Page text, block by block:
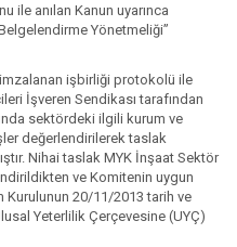
Yılı Toplantısı Mesleki Yeterlilik K
27.09.2018 Tarihinde Fiilen Başl
ile anılan Kanun uyarınca
Yönetmeliği”
işbirliği protokolü ile
İşveren Sendikası tarafından
sektördeki ilgili kurum ve
değerlendirilerek taslak
Nihai taslak MYK İnşaat Sektör
ve Komitenin uygun
Kurulunun 20/11/2013 tarih ve
Yeterlilik Çerçevesine (UYÇ)